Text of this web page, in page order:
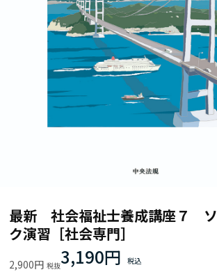
最新 社会福祉士養成講座７ ソ
ク演習［社会専門］
2,900円 3,190円